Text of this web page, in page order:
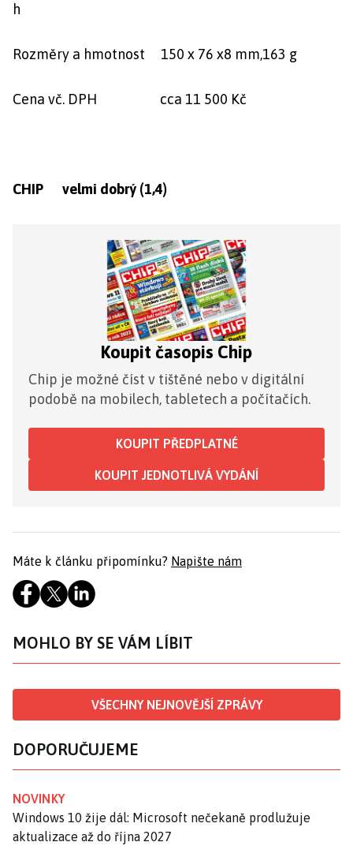
h
Rozměry a hmotnost 150 x 76 x8 mm,163 g
Cena vč. DPH cca 11 500 Kč
CHIP velmi dobrý (1,4)
Koupit časopis Chip
Chip je možné číst v tištěné nebo v digitální
podobě na mobilech, tabletech a počítačích.
KOUPIT PŘEDPLATNÉ
KOUPIT JEDNOTLIVÁ VYDÁNÍ
Máte k článku připomínku? Napište nám
MOHLO BY SE VÁM LÍBIT
VŠECHNY NEJNOVĚJŠÍ ZPRÁVY
DOPORUČUJEME
NOVINKY
Windows 10 žije dál: Microsoft nečekaně prodlužuje
aktualizace až do října 2027